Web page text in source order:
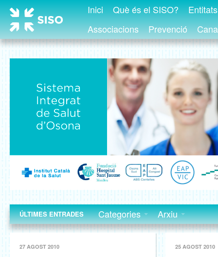
Inici Què és el SISO?
Associacions
Prevenció
ÚLTIMES ENTRADES Categories Arxiu
27 AGOST 2010 25 AGOST 2010